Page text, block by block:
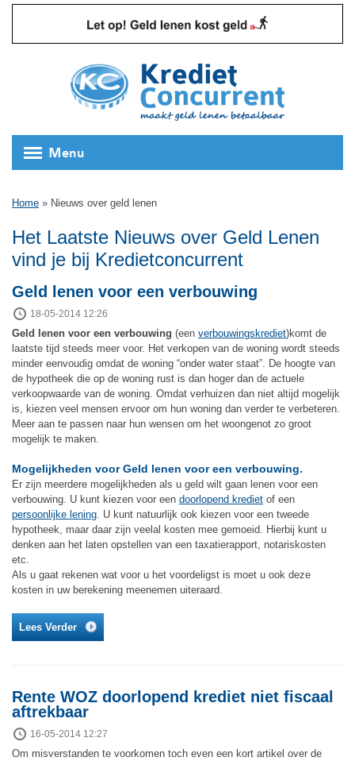
Menu
Home » Nieuws over geld lenen
Het Laatste Nieuws over Geld Lenen
vind je bij Kredietconcurrent
Geld lenen voor een verbouwing
18-05-2014 12:26
Geld lenen voor een verbouwing (een verbouwingskrediet)komt de
laatste tijd steeds meer voor. Het verkopen van de woning wordt steeds
minder eenvoudig omdat de woning “onder water staat”. De hoogte van
de hypotheek die op de woning rust is dan hoger dan de actuele
verkoopwaarde van de woning. Omdat verhuizen dan niet altijd mogelijk
is, kiezen veel mensen ervoor om hun woning dan verder te verbeteren.
Meer aan te passen naar hun wensen om het woongenot zo groot
mogelijk te maken.
Mogelijkheden voor Geld lenen voor een verbouwing.
Er zijn meerdere mogelijkheden als u geld wilt gaan lenen voor een
verbouwing. U kunt kiezen voor een doorlopend krediet of een
persoonlijke lening. U kunt natuurlijk ook kiezen voor een tweede
hypotheek, maar daar zijn veelal kosten mee gemoeid. Hierbij kunt u
denken aan het laten opstellen van een taxatierapport, notariskosten
etc.
Als u gaat rekenen wat voor u het voordeligst is moet u ook deze
kosten in uw berekening meenemen uiteraard.
Lees Verder
Rente WOZ doorlopend krediet niet fiscaal
aftrekbaar
16-05-2014 12:27
Om misverstanden te voorkomen toch even een kort artikel over de